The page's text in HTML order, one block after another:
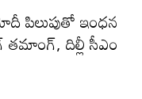
పిలుపుతో ఇంధన
తమాంగ్, దిల్లీ సీఎం